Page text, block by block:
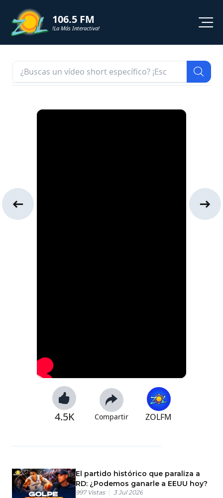
106.5 FM
!La Más Interactiva!
NOTICIAS
ZOL TV
4.5K Compartir ZOLFM
El partido histórico que paraliza a
RD: ¿Podemos ganarle a EEUU hoy?
997 Vistas 3 Jul 2026